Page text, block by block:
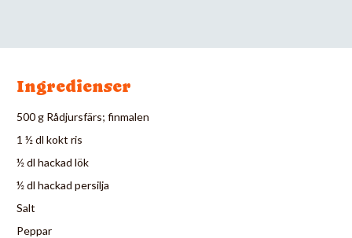
Ingredienser
500 g Rådjursfärs; finmalen
1 ½ dl kokt ris
½ dl hackad lök
½ dl hackad persilja
Salt
Peppar